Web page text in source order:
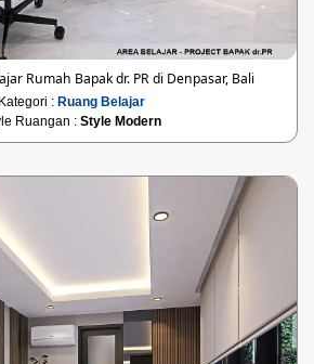
Rumah Bapak dr. PR di Denpasar, Bali
Kategori : Ruang Belajar
Ruangan : Style Modern